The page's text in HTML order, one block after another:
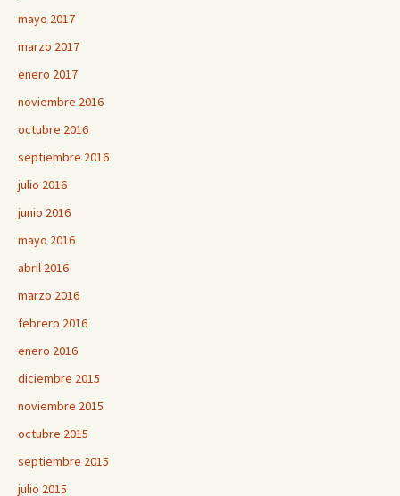
mayo 2017
marzo 2017
enero 2017
noviembre 2016
octubre 2016
septiembre 2016
julio 2016
junio 2016
mayo 2016
abril 2016
marzo 2016
febrero 2016
enero 2016
diciembre 2015
noviembre 2015
octubre 2015
septiembre 2015
julio 2015